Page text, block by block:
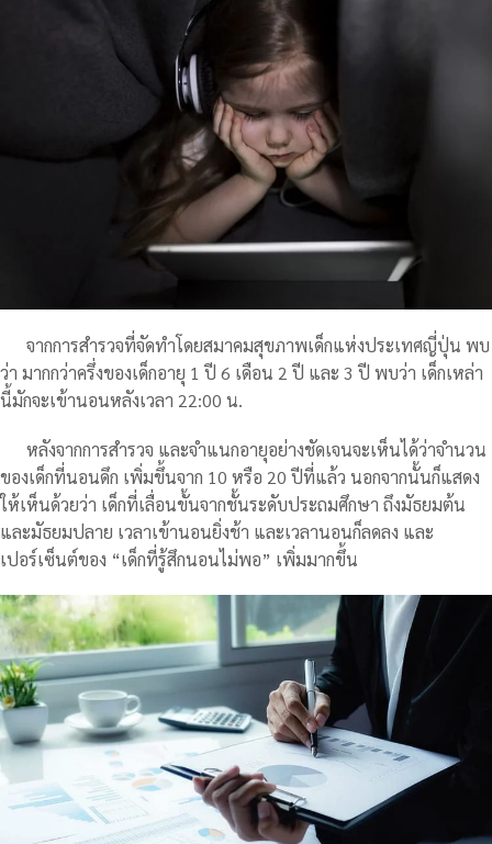
จากการสำรวจที่จัดทำโดยสมาคมสุขภาพเด็กแห่งประเทศญี่ปุ่น พบ
ว่า มากกว่าครึ่งของเด็กอายุ 1 ปี 6 เดือน 2 ปี และ 3 ปี พบว่า เด็กเหล่า
นี้มักจะเข้านอนหลังเวลา 22:00 น.
หลังจากการสำรวจ และจำแนกอายุอย่างชัดเจนจะเห็นได้ว่าจำนวน
ของเด็กที่นอนดึก เพิ่มขึ้นจาก 10 หรือ 20 ปีที่แล้ว นอกจากนั้นก็แสดง
ให้เห็นด้วยว่า เด็กที่เลื่อนขั้นจากชั้นระดับประถมศึกษา ถึงมัธยมต้น
และมัธยมปลาย เวลาเข้านอนยิ่งช้า และเวลานอนก็ลดลง และ
เปอร์เซ็นต์ของ “เด็กที่รู้สึกนอนไม่พอ” เพิ่มมากขึ้น